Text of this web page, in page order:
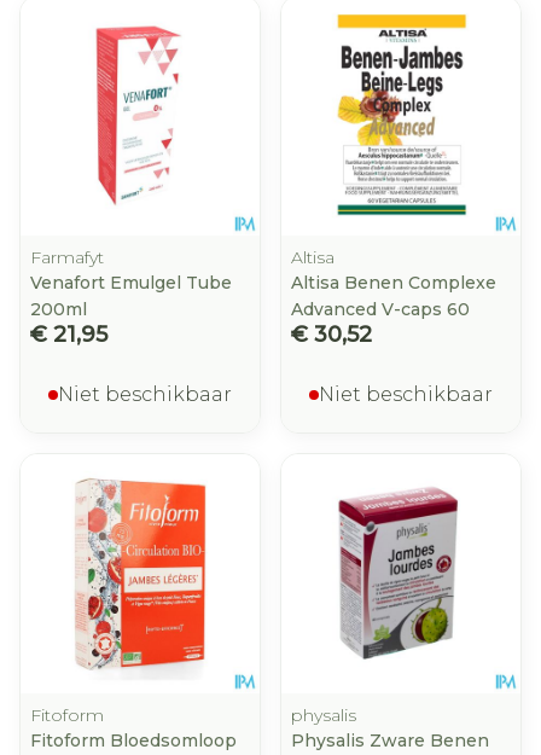
Farmafyt
Venafort Emulgel Tube
200ml
€ 21,95
Niet beschikbaar
Altisa
Altisa Benen Complexe
Advanced V-caps 60
€ 30,52
Niet beschikbaar
Fitoform
Fitoform Bloedsomloop
physalis
Physalis Zware Benen